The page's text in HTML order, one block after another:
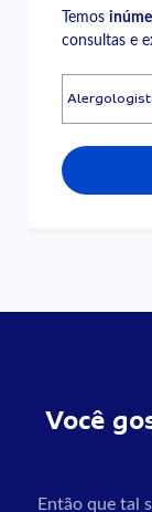
Temos
consultas e
Você
Então que tal